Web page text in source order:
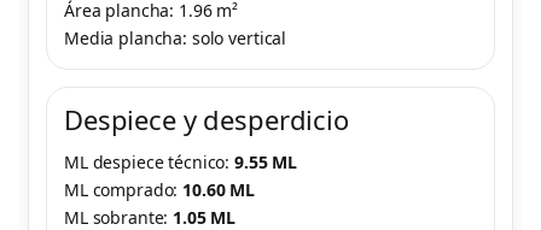
Área plancha: 1.96 m²
Media plancha: solo vertical
Despiece y desperdicio
ML despiece técnico:9.55 ML
ML comprado: 10.60 ML
ML sobrante: 1.05 ML